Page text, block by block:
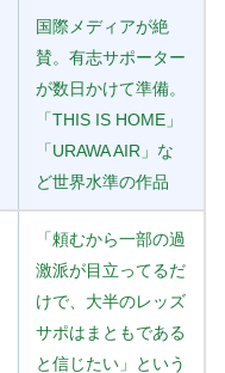
国際メディアが絶
賛。有志サポーター
が数日かけて準備。
「THIS IS HOME」
「URAWA AIR」な
ど世界水準の作品
「頼むから一部の過
激派が目立ってるだ
けで、大半のレッズ
サポはまともである
と信じたい」という